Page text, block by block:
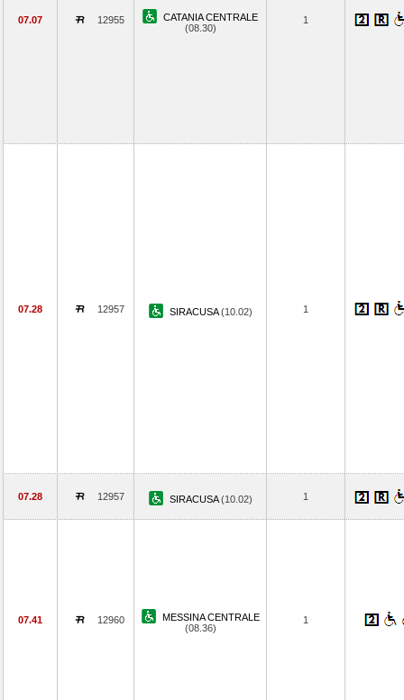
07.07 12955
CATANIA CENTRALE
(08.30)
1
07.28 12957 SIRACUSA(10.02) 1
07.28 12957 SIRACUSA(10.02) 1
07.41 12960
MESSINA CENTRALE
(08.36)
1